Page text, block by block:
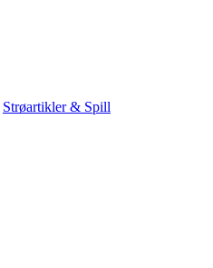
Strøartikler & Spill